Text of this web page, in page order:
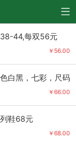
44,每双56元
￥56.00
白黑，七彩，尺码
￥66.00
鞋68元
￥68.00